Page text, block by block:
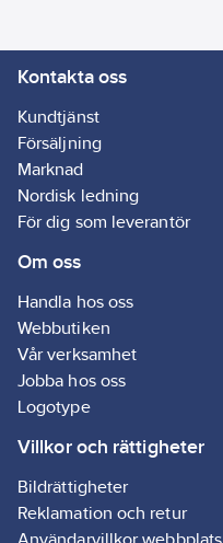
Kontakta oss
Kundtjänst
Försäljning
Marknad
Nordisk ledning
För dig som leverantör
Om oss
Handla hos oss
Webbutiken
Vår verksamhet
Jobba hos oss
Logotype
Villkor och rättigheter
Bildrättigheter
Reklamation och retur